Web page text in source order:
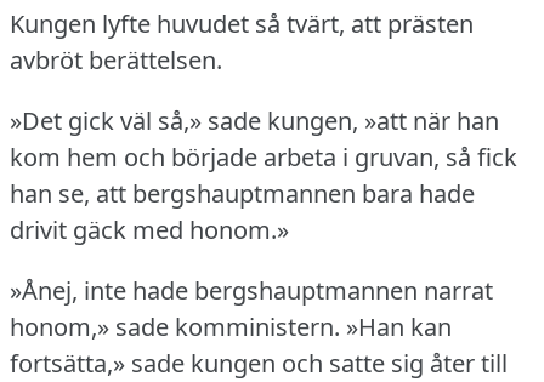
Kungen lyfte huvudet så tvärt, att prästen
avbröt berättelsen.
»Det gick väl så,» sade kungen, »att när han
kom hem och började arbeta i gruvan, så fick
han se, att bergshauptmannen bara hade
drivit gäck med honom.»
»Ånej, inte hade bergshauptmannen narrat
honom,» sade komministern. »Han kan
fortsätta,» sade kungen och satte sig åter till